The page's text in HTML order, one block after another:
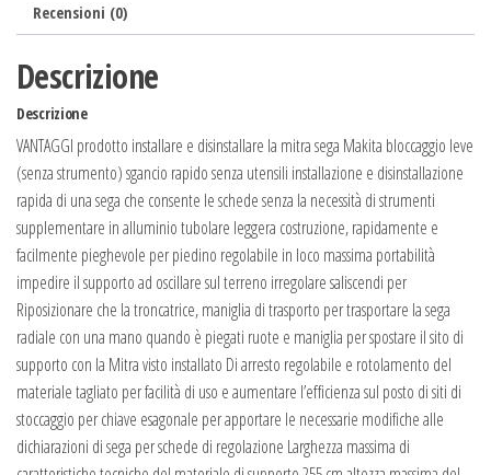
Recensioni (0)
Descrizione
Descrizione
VANTAGGI prodotto installare e disinstallare la mitra sega Makita bloccaggio leve
(senza strumento) sgancio rapido senza utensili installazione e disinstallazione
rapida di una sega che consente le schede senza la necessità di strumenti
supplementare in alluminio tubolare leggera costruzione, rapidamente e
facilmente pieghevole per piedino regolabile in loco massima portabilità
impedire il supporto ad oscillare sul terreno irregolare saliscendi per
Riposizionare che la troncatrice, maniglia di trasporto per trasportare la sega
radiale con una mano quando è piegati ruote e maniglia per spostare il sito di
supporto con la Mitra visto installato Di arresto regolabile e rotolamento del
materiale tagliato per facilità di uso e aumentare l’efficienza sul posto di siti di
stoccaggio per chiave esagonale per apportare le necessarie modifiche alle
dichiarazioni di sega per schede di regolazione Larghezza massima di